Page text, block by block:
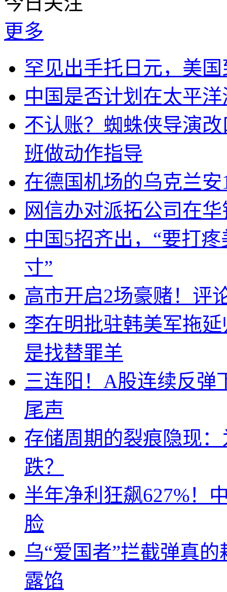
更多
罕见出手托日元，美
中国是否计划在太平
不认账？蜘蛛侠导演
班做动作指导
在德国机场的乌克兰
网信办对派拓公司在
中国5招齐出，“要打
寸”
高市开启2场豪赌！评
李在明批驻韩美军拖
是找替罪羊
三连阳！A股连续反弹
尾声
存储周期的裂痕隐现
跌？
半年净利狂飙627%！
脸
乌“爱国者”拦截弹真
露馅